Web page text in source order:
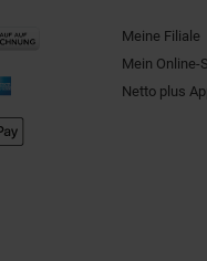
Meine Filiale
Mein Online-
Netto plus